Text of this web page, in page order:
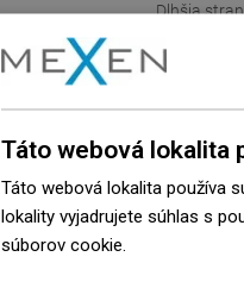
Dlhšia
Kratšia strana
Táto webová lokalita
Táto webová lokalita používa
lokality vyjadrujete súhlas s
súborov cookie.